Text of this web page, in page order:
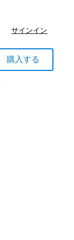
サインイン
購入する